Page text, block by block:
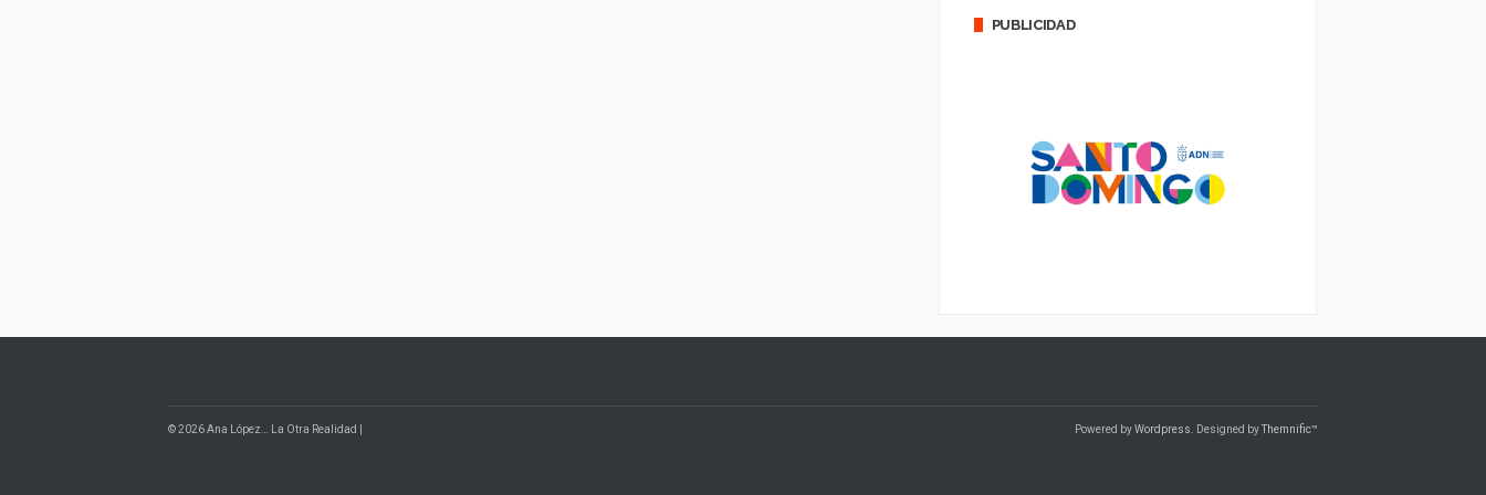
PUBLICIDAD
© 2026 Ana López… La Otra Realidad | Powered byWordpress. Designed by Themnific™